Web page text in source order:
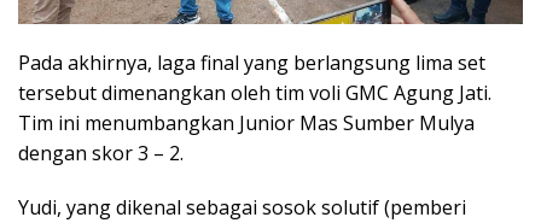
Pada akhirnya, laga final yang berlangsung lima set
tersebut dimenangkan oleh tim voli GMC Agung Jati.
Tim ini menumbangkan Junior Mas Sumber Mulya
dengan skor 3 – 2.
Yudi, yang dikenal sebagai sosok solutif (pemberi